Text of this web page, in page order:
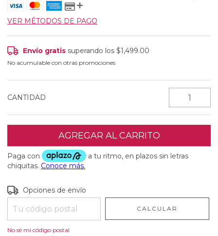
VER MÉTODOS DE PAGO
Envío gratis superando los$1,499.00
No acumulable con otras promociones
CANTIDAD
Entregas para el CP:
Opciones de envío
CALCULAR
No sé mi código postal